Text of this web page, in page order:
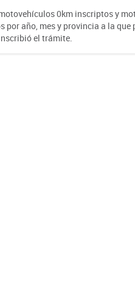
0km inscriptos y
por año, mes y provincia a la que
el trámite.